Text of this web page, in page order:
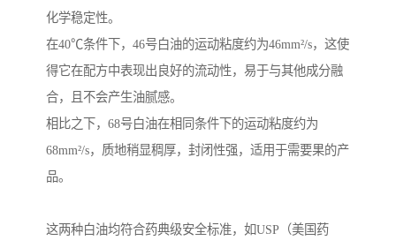
化学稳定性。
在40℃条件下，46号白油的运动粘度约为46mm²/s，这使
得它在配方中表现出良好的流动性，易于与其他成分融
合，且不会产生油腻感。
相比之下，68号白油在相同条件下的运动粘度约为
68mm²/s，质地稍显稠厚，封闭性强，适用于需要果的产
品。
这两种白油均符合药典级安全标准，如USP（美国药